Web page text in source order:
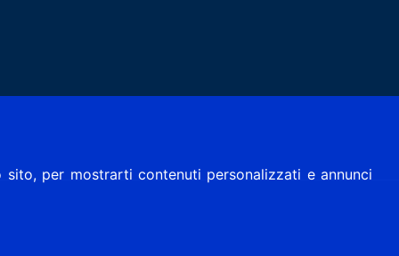
per mostrarti contenuti personalizzati e annunci